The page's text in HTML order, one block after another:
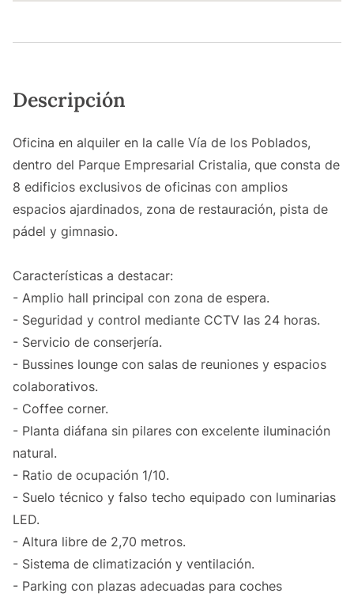
Descripción
Oficina en alquiler en la calle Vía de los Poblados,
dentro del Parque Empresarial Cristalia, que consta de
8 edificios exclusivos de oficinas con amplios
espacios ajardinados, zona de restauración, pista de
pádel y gimnasio.
Características a destacar:
- Amplio hall principal con zona de espera.
- Seguridad y control mediante CCTV las 24 horas.
- Servicio de conserjería.
- Bussines lounge con salas de reuniones y espacios
colaborativos.
- Coffee corner.
- Planta diáfana sin pilares con excelente iluminación
natural.
- Ratio de ocupación 1/10.
- Suelo técnico y falso techo equipado con luminarias
LED.
- Altura libre de 2,70 metros.
- Sistema de climatización y ventilación.
- Parking con plazas adecuadas para coches